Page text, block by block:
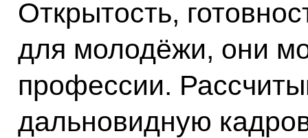
Открытость,
для молодёжи, они
профессии.
дальновидную